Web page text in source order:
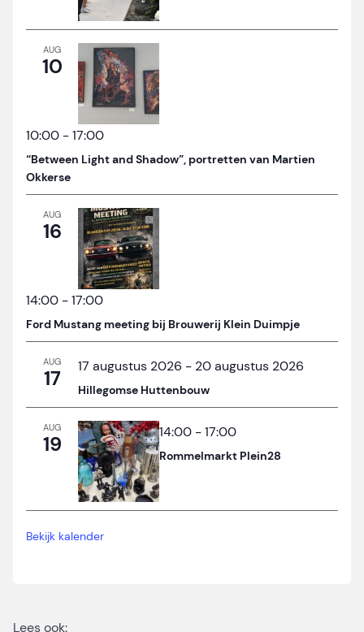
AUG
10
10:00 -17:00
“Between Light and Shadow”, portretten van Martien
Okkerse
AUG
16
14:00 -17:00
Ford Mustang meeting bij Brouwerij Klein Duimpje
AUG
17 17 augustus 2026 - 20 augustus 2026
Hillegomse Huttenbouw
AUG
19 14:00 -17:00
Rommelmarkt Plein28
Bekijk kalender
Lees ook: